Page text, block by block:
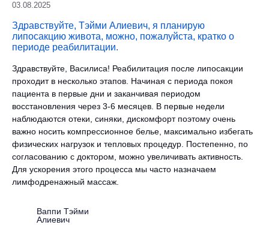
03.08.2025
Здравствуйте, Тэйми Алиевич, я планирую
липосакцию живота, можно, пожалуйста, кратко о
периоде реабилитации.
Здравствуйте, Василиса! Реабилитация после липосакции
проходит в несколько этапов. Начиная с периода покоя
пациента в первые дни и заканчивая периодом
восстановления через 3-6 месяцев. В первые недели
наблюдаются отеки, синяки, дискомфорт поэтому очень
важно носить компрессионное белье, максимально избегать
физических нагрузок и тепловых процедур. Постепенно, по
согласованию с доктором, можно увеличивать активность.
Для ускорения этого процесса мы часто назначаем
лимфодренажный массаж.
Ваппи Тэйми
Алиевич